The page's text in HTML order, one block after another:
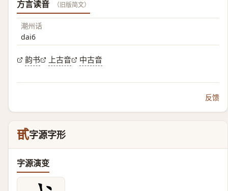
方言读音 （旧版简文）
潮州话
dai6
韵书 上古音 中古音
反馈
甙字源字形
字源演变